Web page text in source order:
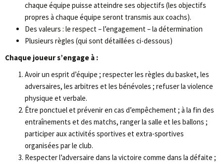
chaque équipe puisse atteindre ses objectifs (les objectifs
propres à chaque équipe seront transmis aux coachs).
Des valeurs : le respect – l’engagement – la détermination
Plusieurs règles (qui sont détaillées ci-dessous)
Chaque joueur s’engage à :
Avoir un esprit d’équipe ; respecter les règles du basket, les
adversaires, les arbitres et les bénévoles ; refuser la violence
physique et verbale.
Être ponctuel et prévenir en cas d’empêchement ; à la fin des
entraînements et des matchs, ranger la salle et les ballons ;
participer aux activités sportives et extra-sportives
organisées par le club.
Respecter l’adversaire dans la victoire comme dans la défaite ;